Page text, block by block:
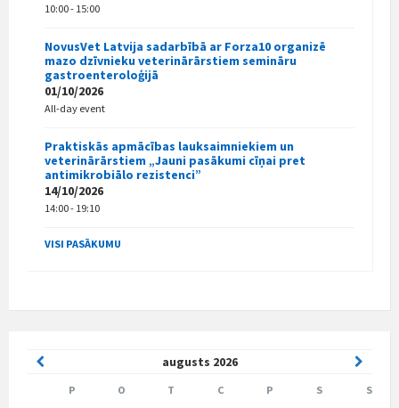
10:00 - 15:00
NovusVet Latvija sadarbībā ar Forza10 organizē
mazo dzīvnieku veterinārārstiem semināru
gastroenteroloģijā
01/10/2026
All-day event
Praktiskās apmācības lauksaimniekiem un
veterinārārstiem „Jauni pasākumi cīņai pret
antimikrobiālo rezistenci”
14/10/2026
14:00 - 19:10
VISI PASĀKUMU
augusts 2026
Previous
Month
Month
P O T C P S S